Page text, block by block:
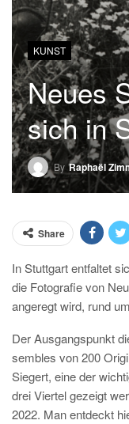
KUNST
Neues
sich in
ByRaphaël
Share
In Stuttgart entfaltet
die Fotografie von
angeregt wird, rund
Der Ausgangspunkt
sembles von 200
Siegert, eine der
drei Viertel gezeigt
2022. Man entdeckt